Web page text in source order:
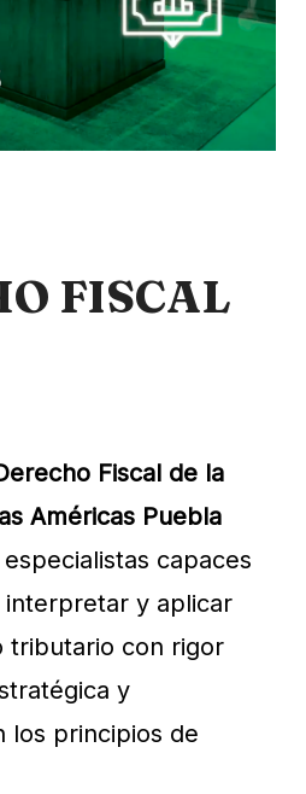
FISCAL
Fiscal de la
Américas Puebla
capaces
y aplicar
tributario con rigor
y
los principios de